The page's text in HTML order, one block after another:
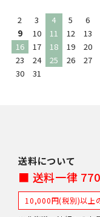
2
3 4 5 6
9
10 11 12 13
16
17 18 19 20
23
24 25 26 27
30
31
送料について
■ 送料一律
10,000円(税別)以上